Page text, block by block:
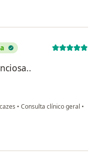
• Consulta clínico geral •